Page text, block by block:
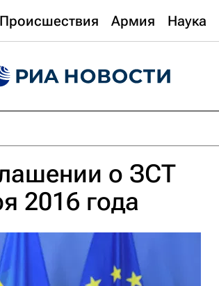
Происшествия Армия Наука
о ЗСТ
2016 года